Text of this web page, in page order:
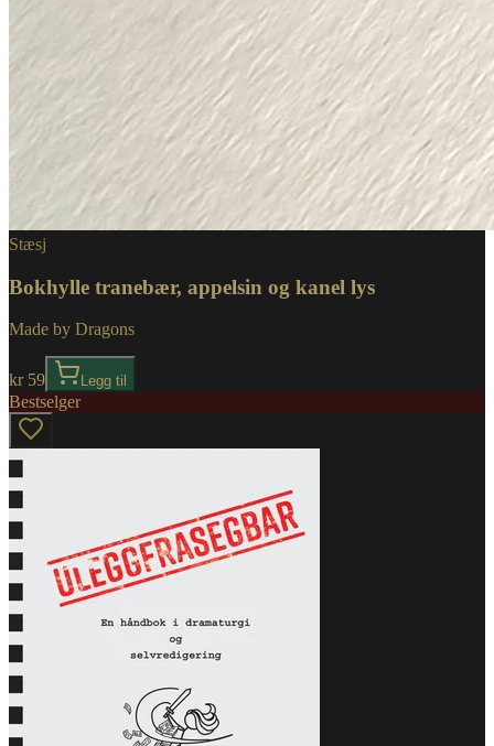
Stæsj
Bokhylle tranebær, appelsin og kanel lys
Made by Dragons
kr 59 Legg til
Bestselger